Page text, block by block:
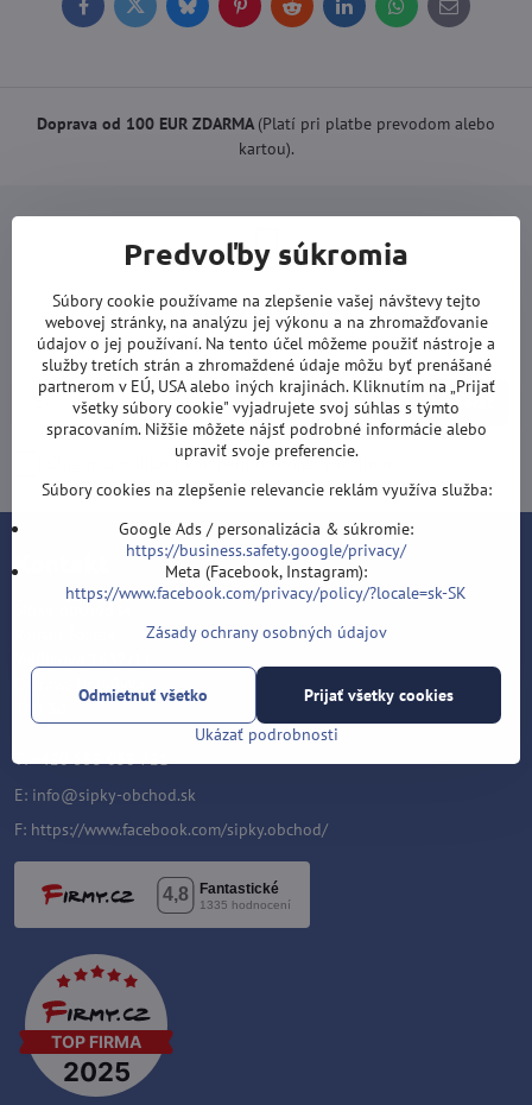
FacebookTwitterBlueskyPinterestReddit LinkedInWhatsApp
E-
mail
Doprava od 100 EUR ZDARMA(Platí pri platbe prevodom alebo
kartou).
Newsletter
Odoberať naše novinky:
Odoberať
Chcem sa prihlásiť k odberu noviniek e-mailom
Kontakt
Šípky-obchod.sk
Ostrava-Hrabůvka
T: +420 553 038 721
E: info@sipky-obchod.sk
F: https://www.facebook.com/sipky.obchod/
Predvoľby súkromia
Súbory cookie používame na zlepšenie vašej návštevy tejto
webovej stránky, na analýzu jej výkonu a na zhromažďovanie
údajov o jej používaní. Na tento účel môžeme použiť nástroje a
služby tretích strán a zhromaždené údaje môžu byť prenášané
partnerom v EÚ, USA alebo iných krajinách. Kliknutím na „Prijať
všetky súbory cookie" vyjadrujete svoj súhlas s týmto
spracovaním. Nižšie môžete nájsť podrobné informácie alebo
upraviť svoje preferencie.
Súbory cookies na zlepšenie relevancie reklám využíva služba:
Google Ads / personalizácia & súkromie:
https://business.safety.google/privacy/
Meta (Facebook, Instagram):
https://www.facebook.com/privacy/policy/?locale=sk-SK
Zásady ochrany osobných údajov
Ukázať podrobnosti
Prijať všetky cookies
Odmietnuť všetko